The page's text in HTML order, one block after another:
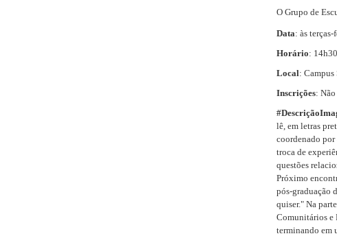
O Grupo de
Data: às
Horário:
Local: Campus
Inscrições:
lê, em letras
coordenado por
troca de
questões
Próximo
pós-graduação
quiser." Na
Comunitários e
terminando em